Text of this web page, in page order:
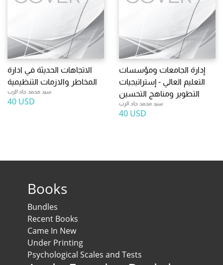
الاتجاهات الحديثة في ادارة
المخاطر والازمات التنظيمية
سيد محمد جاد الرب
40 USD
إدارة الجامعات ومؤسسات
التعليم العالي - إستراتيجيات
التطوير ومناهج التحسين
سيد محمد جاد الرب
40 USD
Books
Bundles
Recent Books
Came In New
Under Printing
Psychological Scales and Tests